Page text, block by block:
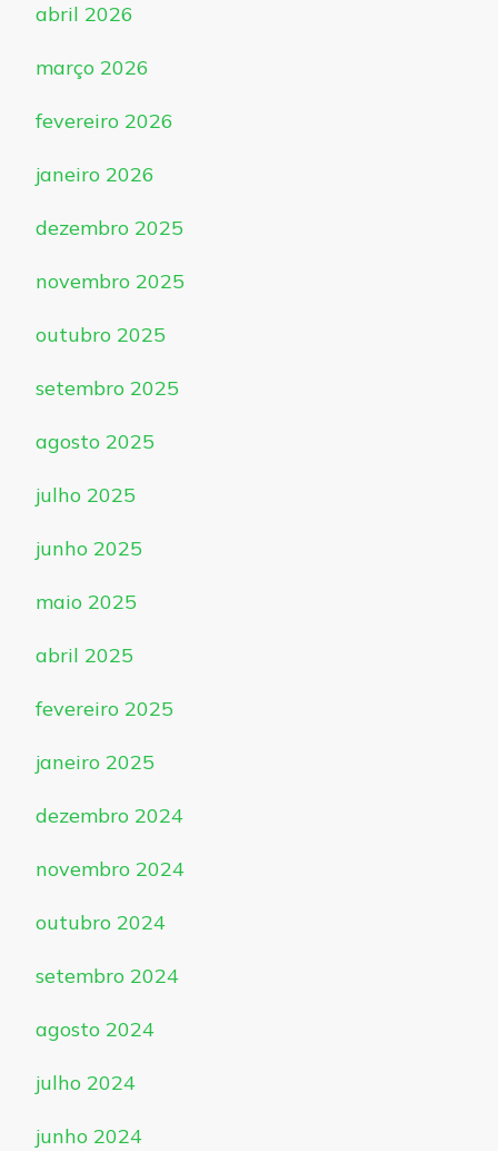
abril 2026
março 2026
fevereiro 2026
janeiro 2026
dezembro 2025
novembro 2025
outubro 2025
setembro 2025
agosto 2025
julho 2025
junho 2025
maio 2025
abril 2025
fevereiro 2025
janeiro 2025
dezembro 2024
novembro 2024
outubro 2024
setembro 2024
agosto 2024
julho 2024
junho 2024